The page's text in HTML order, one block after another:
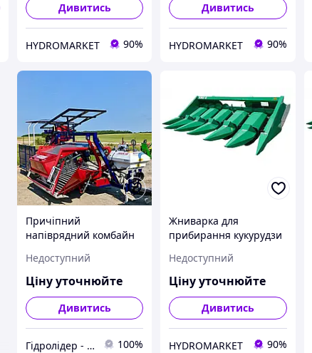
Дивитись
HYDROMARKET 90%
Дивитись
HYDROMARKET 90%
Причіпний
напіврядний комбайн
жимолості Jagoda Jarek
5H KJ-004
Недоступний
Ціну уточнюйте
Дивитись
Гідролідер - агротехніка, промислове та будівельне обладнання 100%
Жниварка для
прибирання кукурудзи
Недоступний
Ціну уточнюйте
Дивитись
HYDROMARKET 90%